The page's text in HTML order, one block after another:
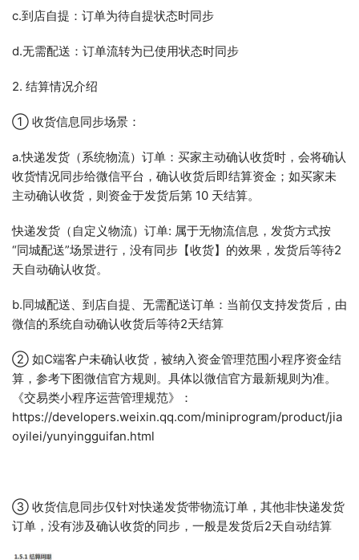
c.到店自提：订单为待自提状态时同步
d.无需配送：订单流转为已使用状态时同步
2. 结算情况介绍
① 收货信息同步场景：
a.快递发货（系统物流）订单：买家主动确认收货时，会将确认
收货情况同步给微信平台，确认收货后即结算资金；如买家未
主动确认收货，则资金于发货后第 10 天结算。
快递发货（自定义物流）订单: 属于无物流信息，发货方式按
“同城配送”场景进行，没有同步【收货】的效果，发货后等待2
天自动确认收货。
b.同城配送、到店自提、无需配送订单：当前仅支持发货后，由
微信的系统自动确认收货后等待2天结算
② 如C端客户未确认收货，被纳入资金管理范围小程序资金结
算，参考下图微信官方规则。具体以微信官方最新规则为准。
《交易类小程序运营管理规范》：
https://developers.weixin.qq.com/miniprogram/product/jia
oyilei/yunyingguifan.html
③ 收货信息同步仅针对快递发货带物流订单，其他非快递发货
订单，没有涉及确认收货的同步，一般是发货后2天自动结算